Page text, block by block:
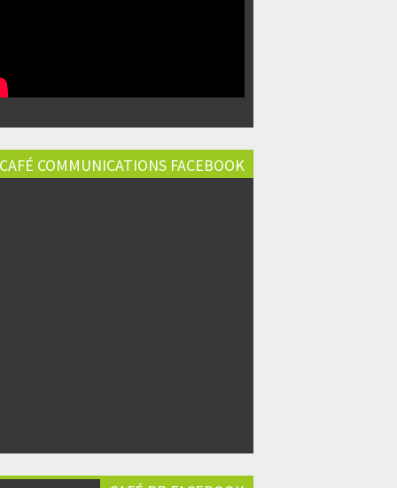
CAFÉ COMMUNICATIONS FACEBOOK